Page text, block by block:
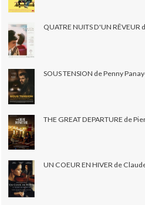
QUATRE NUITS D'UN
SOUS TENSION de Penny
THE GREAT DEPARTURE de
UN COEUR EN HIVER de